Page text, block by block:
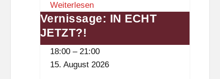
3
.
O
G
e
i
t
i
Weiterlesen
Vernissage:
IN
ECHT
Vernissage: IN ECHT
JETZT?!
18:00 – 21:00
15. August 2026